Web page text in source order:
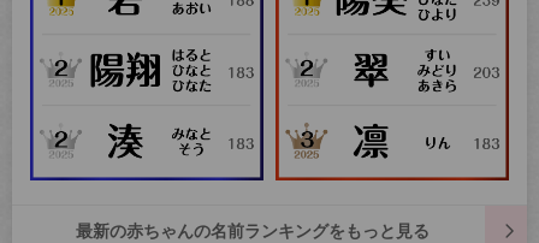
最新の赤ちゃんの名前ランキングをもっと見る